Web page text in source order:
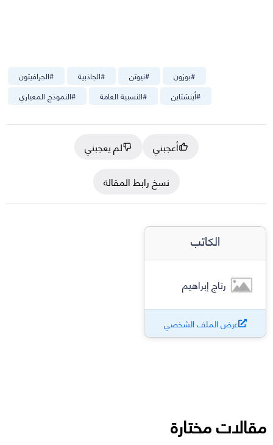
#الجرافيتون #الجاذبية #نيوتن #بوزون
#النموذج المعياري #النسبية العامة #أينشتاين
أعجبني
لم يعجبني
نسخ رابط المقالة
الكاتب
رتاج إبراهيم
عرض الملف الشخصي
مقالات مختارة